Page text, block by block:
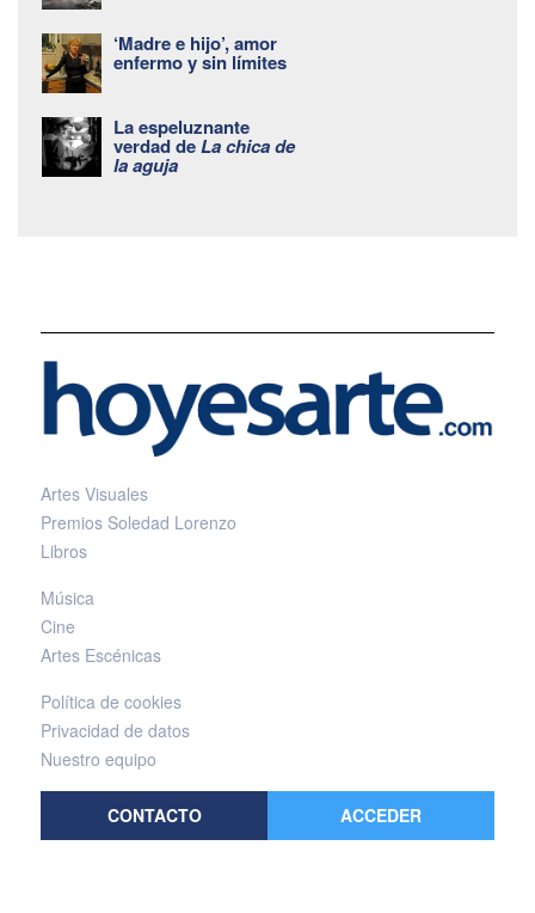
‘Madre e hijo’, amor
enfermo y sin límites
La espeluznante
verdad deLa chica de
la aguja
Artes Visuales
Premios Soledad Lorenzo
Libros
Música
Cine
Artes Escénicas
Política de cookies
Privacidad de datos
Nuestro equipo
CONTACTO ACCEDER